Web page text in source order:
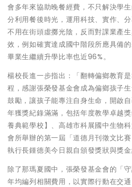
會多年來協助晚餐經費，不只解決學
分利用餐後時光，運用科技、實作、
不用在街頭虛擲光陰，反而對課業產
效，例如確實達成國中階段所應具備
畢業生繼續升學比率也近96%。
楊校長進一步指出：「翻轉偏鄉教育
程，感謝張榮發基金會成為偏鄉孩子
鼓勵，讓孩子能專注自身生命，開啟
年獲獎紀錄滿滿，包括年度教學卓越
養典範學校】、高雄市科展國中生物
會所舉辦的第一屆「道德月刊徵文比
執行長鍾德美今日親自頒發獎狀與獎金
除了那瑪夏國中，張榮發基金會的「
年均編列相關費用，以實際行動在交